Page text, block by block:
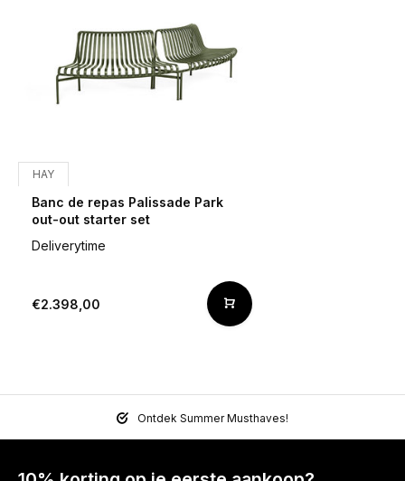
HAY
Banc de repas Palissade Park
out-out starter set
Deliverytime
€2.398,00
Ontdek Summer Musthaves!